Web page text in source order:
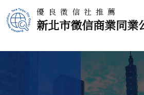
優良徵信社推薦
新北市徵信商業同業